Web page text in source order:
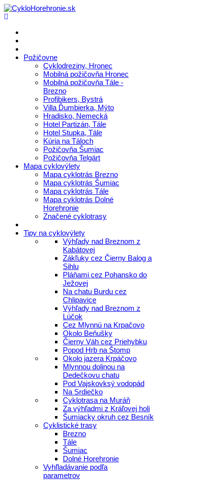
Požičovne
Cyklodreziny, Hronec
Mobilná požičovňa Hronec
Mobilná požičovňa Tále -
Brezno
Profibikers, Bystrá
Villa Ďumbierka, Mýto
Hradisko, Nemecká
Hotel Partizán, Tále
Hotel Stupka, Tále
Kúria na Táloch
Požičovňa Šumiac
Požičovňa Telgárt
Mapa cyklovýlety
Mapa cyklotrás Brezno
Mapa cyklotrás Šumiac
Mapa cyklotrás Tále
Mapa cyklotrás Dolné
Horehronie
Značené cyklotrasy
Tipy na cyklovýlety
Výhľady nad Breznom z
Kabátovej
Zákľuky cez Čierny Balog a
Sihlu
Pláňami cez Pohansko do
Ježovej
Na chatu Burdu cez
Chlipavice
Výhľady nad Breznom z
Lúčok
Cez Mlynnú na Krpačovo
Okolo Beňušky
Čierny Váh cez Priehybku
Popod Hrb na Štomp
Okolo jazera Krpáčovo
Mlynnou dolinou na
Dedečkovu chatu
Pod Vajskovksý vodopád
Na Srdiečko
Cyklotrasa na Muráň
Za výhľadmi z Kráľovej holi
Šumiacky okruh cez Besník
Cyklistické trasy
Brezno
Tále
Šumiac
Dolné Horehronie
Vyhľladávanie podľa
parametrov